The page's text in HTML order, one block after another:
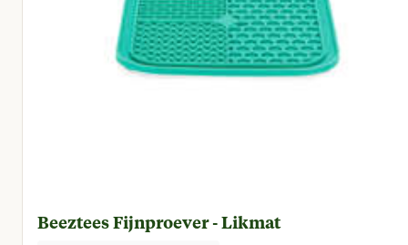
Beeztees Fijnproever - Likmat